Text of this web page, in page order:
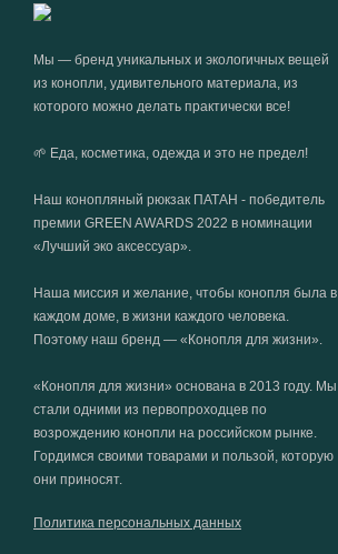
Мы — бренд уникальных и экологичных вещей
из конопли, удивительного материала, из
которого можно делать практически все!
🌱 Еда, косметика, одежда и это не предел!
Наш конопляный рюкзак ПАТАН - победитель
премии GREEN AWARDS 2022 в номинации
«Лучший эко аксессуар».
Наша миссия и желание, чтобы конопля была в
каждом доме, в жизни каждого человека.
Поэтому наш бренд — «Конопля для жизни».
«Конопля для жизни» основана в 2013 году. Мы
стали одними из первопроходцев по
возрождению конопли на российском рынке.
Гордимся своими товарами и пользой, которую
они приносят.
Политика персональных данных